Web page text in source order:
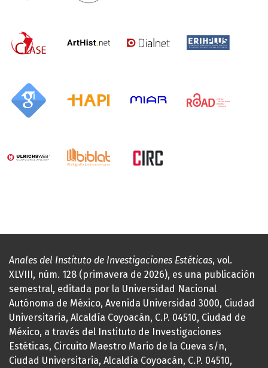
Anales del Instituto de Investigaciones Estéticas, vol.
XLVIII, núm. 128 (primavera de 2026), es una publicación
semestral, editada por la Universidad Nacional
Autónoma de México, Avenida Universidad 3000, Ciudad
Universitaria, Alcaldía Coyoacán, C.P. 04510, Ciudad de
México, a través del Instituto de Investigaciones
Estéticas, Circuito Maestro Mario de la Cueva s/n,
Ciudad Universitaria, Alcaldía Coyoacán, C.P. 04510,